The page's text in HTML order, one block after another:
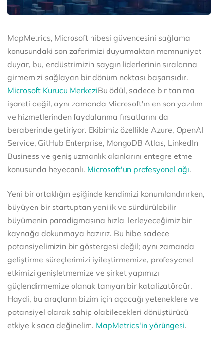
MapMetrics, Microsoft hibesi güvencesini sağlama
konusundaki son zaferimizi duyurmaktan memnuniyet
duyar, bu, endüstrimizin saygın liderlerinin sıralarına
girmemizi sağlayan bir dönüm noktası başarısıdır.
Microsoft Kurucu MerkeziBu ödül, sadece bir tanıma
işareti değil, aynı zamanda Microsoft'ın en son yazılım
ve hizmetlerinden faydalanma fırsatlarını da
beraberinde getiriyor. Ekibimiz özellikle Azure, OpenAI
Service, GitHub Enterprise, MongoDB Atlas, LinkedIn
Business ve geniş uzmanlık alanlarını entegre etme
konusunda heyecanlı. Microsoft'un profesyonel ağı.
Yeni bir ortaklığın eşiğinde kendimizi konumlandırırken,
büyüyen bir startuptan yenilik ve sürdürülebilir
büyümenin paradigmasına hızla ilerleyeceğimiz bir
kaynağa dokunmaya hazırız. Bu hibe sadece
potansiyelimizin bir göstergesi değil; aynı zamanda
geliştirme süreçlerimizi iyileştirmemize, profesyonel
etkimizi genişletmemize ve şirket yapımızı
güçlendirmemize olanak tanıyan bir katalizatördür.
Haydi, bu araçların bizim için açacağı yeteneklere ve
potansiyel olarak sahip olabilecekleri dönüştürücü
etkiye kısaca değinelim. MapMetrics'in yörüngesi.